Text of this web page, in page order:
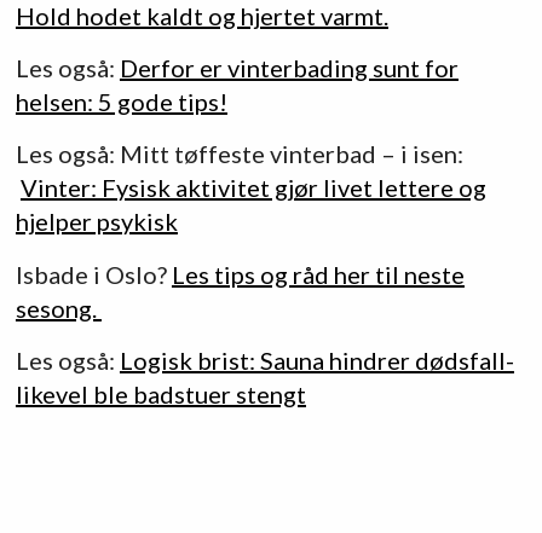
Hold hodet kaldt og hjertet varmt.
Les også: Derfor er vinterbading sunt for
helsen: 5 gode tips!
Les også: Mitt tøffeste vinterbad – i isen:
Vinter: Fysisk aktivitet gjør livet lettere og
hjelper psykisk
Isbade i Oslo? Les tips og råd her til neste
sesong.
Les også: Logisk brist: Sauna hindrer dødsfall-
likevel ble badstuer stengt